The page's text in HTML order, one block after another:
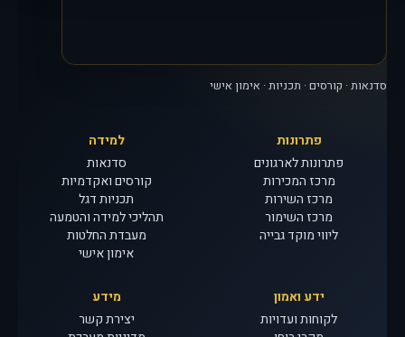
סדנאות · קורסים · תכניות · אימון אישי
פתרונות
פתרונות לארגונים
מרכז המכירות
מרכז השירות
מרכז השימור
ליווי מוקד גבייה
למידה
סדנאות
קורסים ואקדמיות
תכניות דגל
תהליכי למידה והטמעה
מעבדת החלטות
אימון אישי
ידע ואמון
לקוחות ועדויות
מידע
יצירת קשר